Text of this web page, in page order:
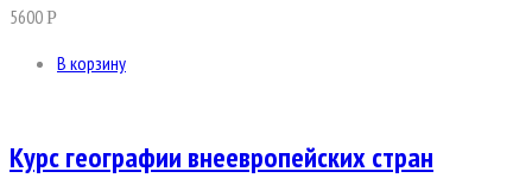
5600Р
В корзину
Курс географии внеевропейских стран